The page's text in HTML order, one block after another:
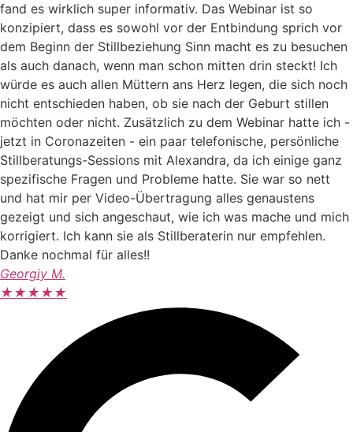
fand es wirklich super informativ. Das Webinar ist so
konzipiert, dass es sowohl vor der Entbindung sprich vor
dem Beginn der Stillbeziehung Sinn macht es zu besuchen
als auch danach, wenn man schon mitten drin steckt! Ich
würde es auch allen Müttern ans Herz legen, die sich noch
nicht entschieden haben, ob sie nach der Geburt stillen
möchten oder nicht. Zusätzlich zu dem Webinar hatte ich -
jetzt in Coronazeiten - ein paar telefonische, persönliche
Stillberatungs-Sessions mit Alexandra, da ich einige ganz
spezifische Fragen und Probleme hatte. Sie war so nett
und hat mir per Video-Übertragung alles genaustens
gezeigt und sich angeschaut, wie ich was mache und mich
korrigiert. Ich kann sie als Stillberaterin nur empfehlen.
Danke nochmal für alles!!
Georgiy M.
★★★★★